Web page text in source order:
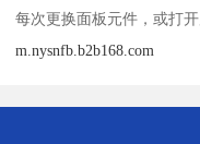
每次更换面板元件，或打
m.nysnfb.b2b168.com